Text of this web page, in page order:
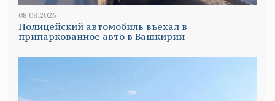
08.08.2026
Полицейский автомобиль въехал в
припаркованное авто в Башкирии